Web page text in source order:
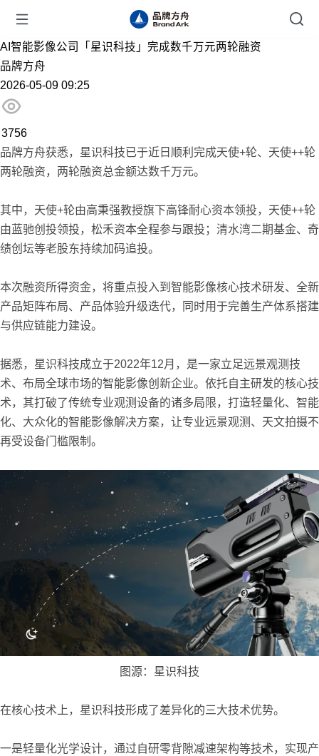
AI智能影像公司「星识科技」完成数千万元两轮融资
品牌方舟
2026-05-09 09:25
3756
品牌方舟获悉，星识科技已于近日顺利完成天使+轮、天使++轮
两轮融资，两轮融资总金额达数千万元。
其中，天使+轮由高秉强教授旗下高锋耐心资本领投，天使++轮
由蓝驰创投领投，松禾资本全程参与跟投；清水湾二期基金、奇
绩创坛等老股东持续加码追投。
本次融资所得资金，将重点投入到智能影像核心技术研发、全新
产品矩阵布局、产品体验升级迭代，同时用于完善生产体系搭建
与供应链能力建设。
据悉，星识科技成立于2022年12月，是一家立足远景观测技
术、布局全球市场的智能影像创新企业。依托自主研发的核心技
术，其打破了传统专业观测设备的诸多局限，打造轻量化、智能
化、大众化的智能影像解决方案，让专业远景观测、天文拍摄不
再受设备门槛限制。
图源：星识科技
在核心技术上，星识科技形成了差异化的三大技术优势。
一是轻量化光学设计，通过自研零背隙减速架构等技术，实现产